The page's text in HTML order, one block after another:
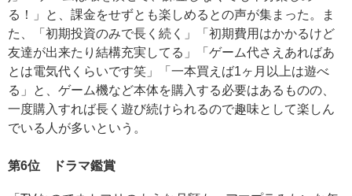
る！」と、課金をせずとも楽しめるとの声が集まった。ま
た、「初期投資のみで長く続く」「初期費用はかかるけど
友達が出来たり結構充実してる」「ゲーム代さえあればあ
とは電気代くらいです笑」「一本買えば1ヶ月以上は遊べ
る」と、ゲーム機など本体を購入する必要はあるものの、
一度購入すれば長く遊び続けられるので趣味として楽しん
でいる人が多いという。
第6位 ドラマ鑑賞